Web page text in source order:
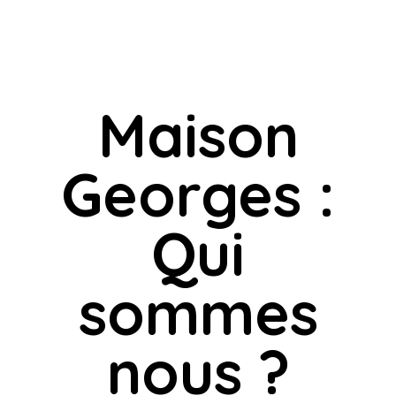
Maison
Georges :
Qui
sommes
nous ?